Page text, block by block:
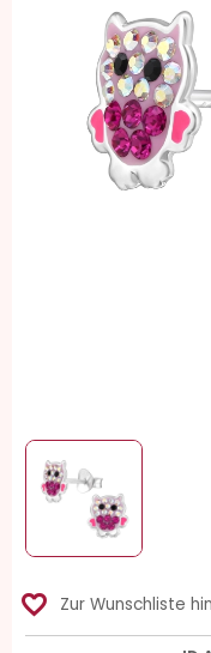
favorite_border Zur Wunschliste